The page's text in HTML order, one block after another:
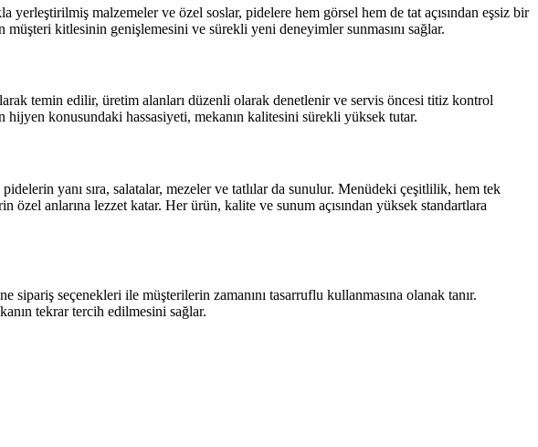
malzemeler ve özel soslar, pidelere hem görsel hem de tat açısından eşsiz bir
kitlesinin genişlemesini ve sürekli yeni deneyimler sunmasını sağlar.
temin edilir, üretim alanları düzenli olarak denetlenir ve servis öncesi titiz kontrol
konusundaki hassasiyeti, mekanın kalitesini sürekli yüksek tutar.
yanı sıra, salatalar, mezeler ve tatlılar da sunulur. Menüdeki çeşitlilik, hem tek
anlarına lezzet katar. Her ürün, kalite ve sunum açısından yüksek standartlara
seçenekleri ile müşterilerin zamanını tasarruflu kullanmasına olanak tanır.
tekrar tercih edilmesini sağlar.